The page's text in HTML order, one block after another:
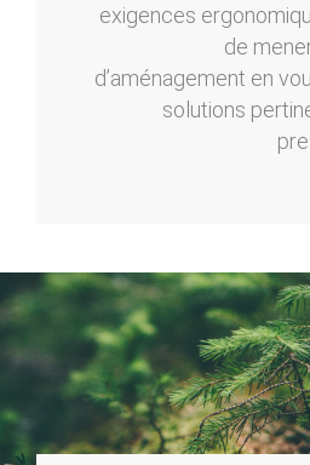
exigences
de
d’aménagement en
solutions